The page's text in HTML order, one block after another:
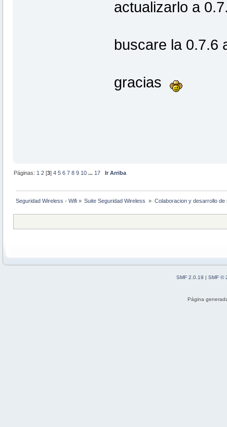
actualizarlo a
buscare la 0.7.6
gracias
Páginas: 1 2 [3]4 5 6 7 8 9 10 ... 17 Ir Arriba
Seguridad Wireless - Wifi » Suite Seguridad Wireless » Colaboracion y desarrollo de
SMF 2.0.19 | SMF ©
Página